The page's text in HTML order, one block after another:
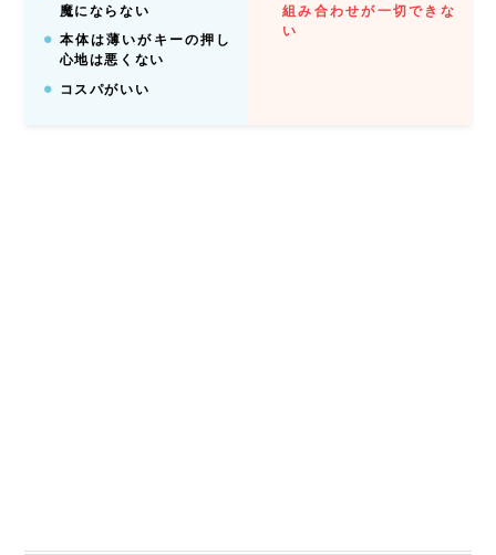
魔にならない
本体は薄いがキーの押し
心地は悪くない
コスパがいい
組み合わせが一切できな
い